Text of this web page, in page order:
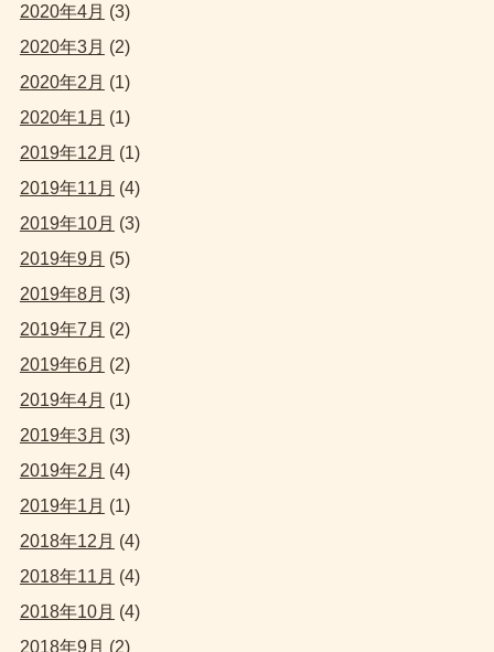
2020年4月 (3)
2020年3月 (2)
2020年2月 (1)
2020年1月 (1)
2019年12月 (1)
2019年11月 (4)
2019年10月 (3)
2019年9月 (5)
2019年8月 (3)
2019年7月 (2)
2019年6月 (2)
2019年4月 (1)
2019年3月 (3)
2019年2月 (4)
2019年1月 (1)
2018年12月 (4)
2018年11月 (4)
2018年10月 (4)
2018年9月 (2)